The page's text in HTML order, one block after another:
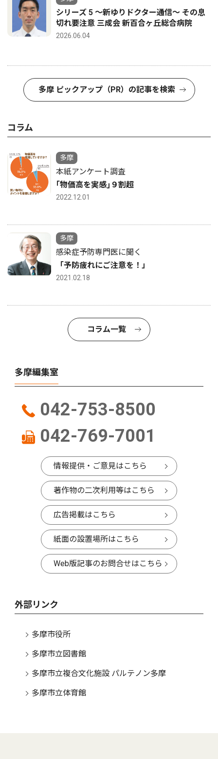
シリーズ 5 〜新ゆりドクター通信〜 その息
切れ要注意 三成会 新百合ヶ丘総合病院
2026.06.04
多摩 ピックアップ（PR）の記事を検索
コラム
多摩
本紙アンケート調査
｢物価高を実感｣９割超
2022.12.01
多摩
感染症予防専門医に聞く
「予防疲れにご注意を！」
2021.02.18
コラム一覧
多摩編集室
042-753-8500
042-769-7001
情報提供・ご意見はこちら
著作物の二次利用等はこちら
広告掲載はこちら
紙面の設置場所はこちら
Web版記事のお問合せはこちら
外部リンク
多摩市役所
多摩市立図書館
多摩市立複合文化施設 パルテノン多摩
多摩市立体育館